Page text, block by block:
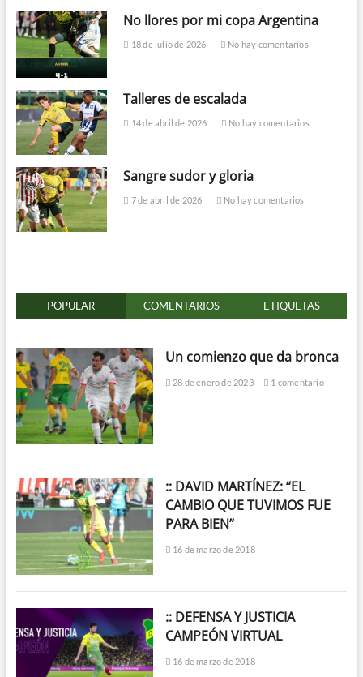
No llores por mi copa Argentina
18 de julio de 2026 No hay comentarios
Talleres de escalada
14 de abril de 2026 No hay comentarios
Sangre sudor y gloria
7 de abril de 2026 No hay comentarios
POPULAR COMENTARIOS ETIQUETAS
Un comienzo que da bronca
28 de enero de 2023 1 comentario
:: DAVID MARTÍNEZ: “EL
CAMBIO QUE TUVIMOS FUE
PARA BIEN”
16 de marzo de 2018
:: DEFENSA Y JUSTICIA
CAMPEÓN VIRTUAL
16 de marzo de 2018